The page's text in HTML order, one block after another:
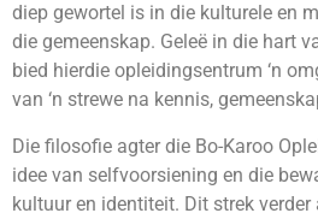
diep gewortel is in die kulturele en
die gemeenskap. Geleë in die hart
bied hierdie opleidingsentrum ‘n
van ‘n strewe na kennis,
Die filosofie agter die Bo-Karoo
idee van selfvoorsiening en die
kultuur en identiteit. Dit strek verder